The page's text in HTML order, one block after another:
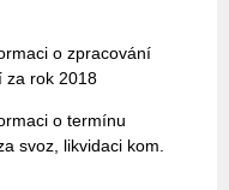
o zpracování
za rok 2018
o termínu
svoz, likvidaci kom.